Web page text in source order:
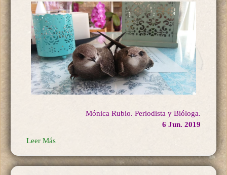
Mónica Rubio. Periodista y Bióloga.
6 Jun. 2019
Leer Más